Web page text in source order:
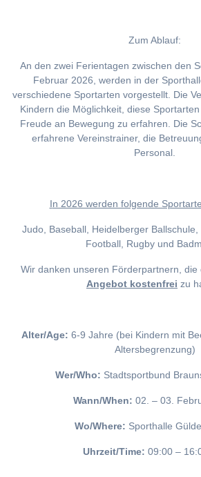
Zum Ablauf:
An den zwei Ferientagen zwischen den
Februar 2026, werden in der
verschiedene Sportarten vorgestellt. Die
Kindern die Möglichkeit, diese
Freude an Bewegung zu erfahren. Die
erfahrene Vereinstrainer, die
Personal.
In 2026 werden folgende
Judo, Baseball, Heidelberger
Football, Rugby und
Wir danken unseren Förderpartnern, die
Angebot kostenfrei zu
Alter/Age: 6-9 Jahre (bei Kindern mit
Altersbegrenzung)
Wer/Who: Stadtsportbund
Wann/When: 02. – 03.
Wo/Where: Sporthalle
Uhrzeit/Time: 09:00 –